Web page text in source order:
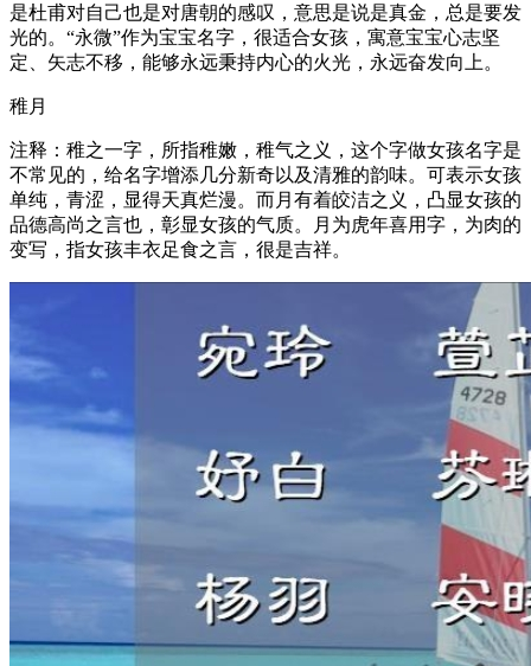
是杜甫对自己也是对唐朝的感叹，意思是说是真金，总是要发
光的。“永微”作为宝宝名字，很适合女孩，寓意宝宝心志坚
定、矢志不移，能够永远秉持内心的火光，永远奋发向上。
稚月
注释：稚之一字，所指稚嫩，稚气之义，这个字做女孩名字是
不常见的，给名字增添几分新奇以及清雅的韵味。可表示女孩
单纯，青涩，显得天真烂漫。而月有着皎洁之义，凸显女孩的
品德高尚之言也，彰显女孩的气质。月为虎年喜用字，为肉的
变写，指女孩丰衣足食之言，很是吉祥。